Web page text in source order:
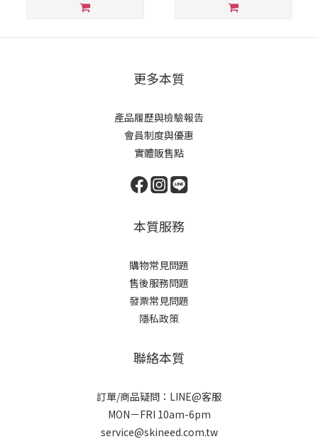
更多本質
產品履歷與檢驗報告
會員制度與優惠
實體販售點
本質服務
購物常見問題
售後服務問題
發票常見問題
隱私政策
聯絡本質
訂單/商品疑問：LINE@客服
MON－FRI 10am-6pm
service@skineed.com.tw